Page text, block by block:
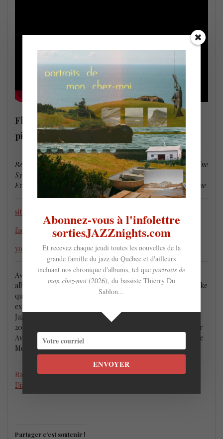
Florian Hoefner Trio –Desert Bloom – les
pièces
Between The Lines / Desert Bloom / Neptune / Shifting Baseline
Syndrome / Shelter / It’s All Part Of The Plan / The Day
Everything Stopped / The End Of The Tunnel / Last More Time
site web
facebook
youtube
Avec son quartette, le Florian Hoefner Group, ils ont lancé 3
albums incluantLuminosityavec le saxophoniste Seamus Blake
qui à été souligné par le magazine Downbeat comme un
expérience totale. Il a également été en nomination pour le
Jazz Recording of the Year au East Coast Music Awards en
2017. Le Groupe à également reçu le prix Stingray Rising Star
Award pour leur concert du Festival International de Jazz de
Montréal 2015.
Rachel Therrien, Andrés Vial, Emie R Roussel, Sophie Day,
Diana Krall et + : Junos jazz 2021
Partager c'est soutenir !
Abonnez-vous à l'infolettre
sortiesJAZZnights.com
Et recevez chaque jeudi toutes les nouvelles de la
grande famille du jazz du Québec et d'ailleurs
incluant nos chronique d'albums, tel queportraits de
mon chez-moi (2026), du bassiste Thierry Du
Sablon...
ENVOYER